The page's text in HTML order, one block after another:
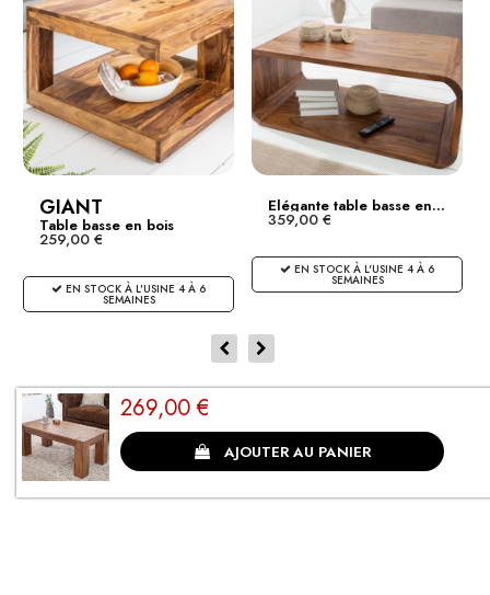
GIANT
Table basse en bois
noble...
259,00 €
EN STOCK À L'USINE 4 À 6
SEMAINES
Elégante table basse en...
359,00 €
EN STOCK À L'USINE 4 À 6
SEMAINES
269,00 €
AJOUTER AU PANIER
CLIENTS SATISFAITS